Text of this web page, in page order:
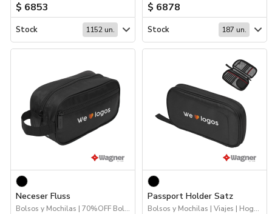
$ 6853
Stock 1152 un.
$ 6878
Stock 187 un.
Neceser Fluss
Bolsos y Mochilas | 70%OFF Bolsos y Mochilas | Deporte | Hogar y Tiempo Libre | Viajes
Passport Holder Satz
Bolsos y Mochilas | Viajes | Hogar y Tiempo Libre